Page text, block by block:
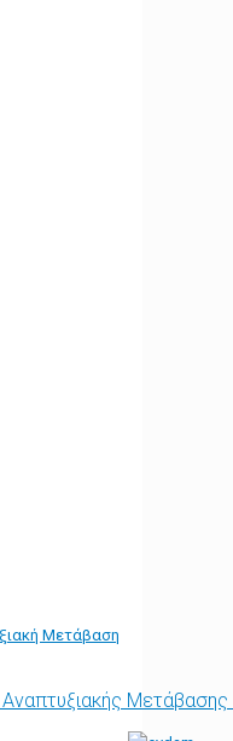
Μετάβαση
Αναπτυξιακής